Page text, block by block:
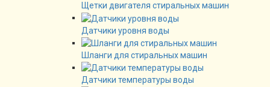
Щетки двигателя стиральных машин
Датчики уровня воды
Шланги для стиральных машин
Датчики температуры воды